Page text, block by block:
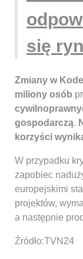
się
Zmiany w
miliony osób
gospodarczą.
korzyści
W przypadku
zapobiec
europejskimi
projektów,
a następnie
Źródło:TVN24